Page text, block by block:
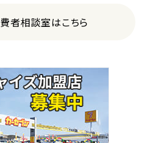
者相談室はこちら